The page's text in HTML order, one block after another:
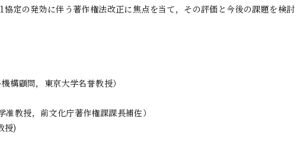
定の発効に伴う著作権法改正に焦点を当て，その評価と今後の課題を検討
構顧問，東京大学名誉教授）
教授，前文化庁著作権課課長補佐）
授)